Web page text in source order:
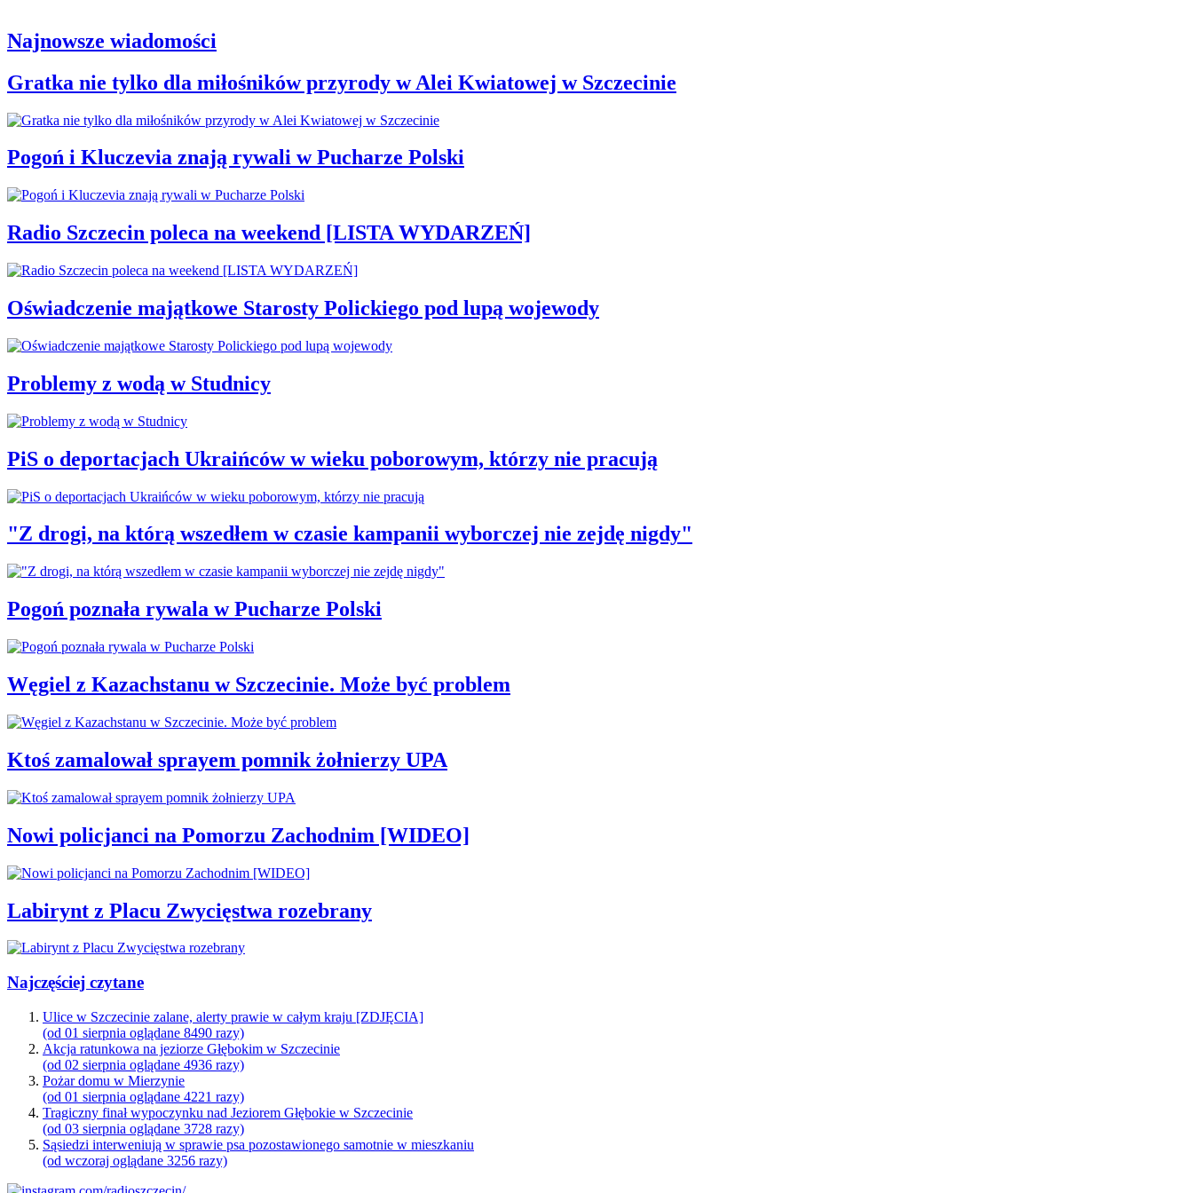
Najnowsze wiadomości
Gratka nie tylko dla miłośników przyrody w Alei Kwiatowej w Szczecinie
Pogoń i Kluczevia znają rywali w Pucharze Polski
Radio Szczecin poleca na weekend [LISTA WYDARZEŃ]
Oświadczenie majątkowe Starosty Polickiego pod lupą wojewody
Problemy z wodą w Studnicy
PiS o deportacjach Ukraińców w wieku poborowym, którzy nie pracują
"Z drogi, na którą wszedłem w czasie kampanii wyborczej nie zejdę nigdy"
Pogoń poznała rywala w Pucharze Polski
Węgiel z Kazachstanu w Szczecinie. Może być problem
Ktoś zamalował sprayem pomnik żołnierzy UPA
Nowi policjanci na Pomorzu Zachodnim [WIDEO]
Labirynt z Placu Zwycięstwa rozebrany
Najczęściej czytane
Ulice w Szczecinie zalane, alerty prawie w całym kraju [ZDJĘCIA]
(od 01 sierpnia oglądane 8490 razy)
Akcja ratunkowa na jeziorze Głębokim w Szczecinie
(od 02 sierpnia oglądane 4936 razy)
Pożar domu w Mierzynie
(od 01 sierpnia oglądane 4221 razy)
Tragiczny finał wypoczynku nad Jeziorem Głębokie w Szczecinie
(od 03 sierpnia oglądane 3728 razy)
Sąsiedzi interweniują w sprawie psa pozostawionego samotnie w mieszkaniu
(od wczoraj oglądane 3256 razy)